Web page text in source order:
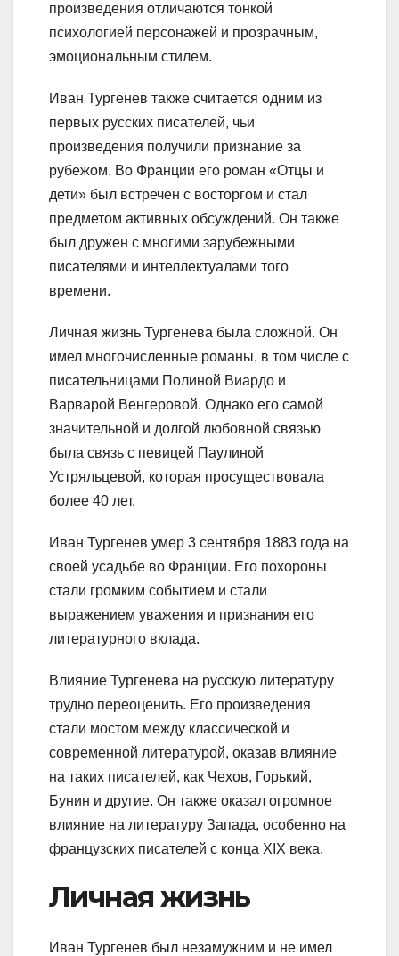
произведения отличаются тонкой
психологией персонажей и прозрачным,
эмоциональным стилем.
Иван Тургенев также считается одним из
первых русских писателей, чьи
произведения получили признание за
рубежом. Во Франции его роман «Отцы и
дети» был встречен с восторгом и стал
предметом активных обсуждений. Он также
был дружен с многими зарубежными
писателями и интеллектуалами того
времени.
Личная жизнь Тургенева была сложной. Он
имел многочисленные романы, в том числе с
писательницами Полиной Виардо и
Варварой Венгеровой. Однако его самой
значительной и долгой любовной связью
была связь с певицей Паулиной
Устряльцевой, которая просуществовала
более 40 лет.
Иван Тургенев умер 3 сентября 1883 года на
своей усадьбе во Франции. Его похороны
стали громким событием и стали
выражением уважения и признания его
литературного вклада.
Влияние Тургенева на русскую литературу
трудно переоценить. Его произведения
стали мостом между классической и
современной литературой, оказав влияние
на таких писателей, как Чехов, Горький,
Бунин и другие. Он также оказал огромное
влияние на литературу Запада, особенно на
французских писателей с конца XIX века.
Личная жизнь
Иван Тургенев был незамужним и не имел